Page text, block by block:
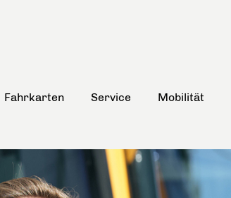
Fahrkarten Service Mobilität